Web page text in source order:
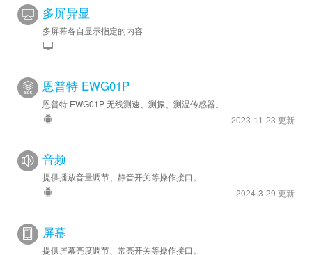
多屏异显
多屏幕各自显示指定的内容
恩普特 EWG01P
恩普特 EWG01P 无线测速、测振、测温传感器。
2023-11-23 更新
音频
提供播放音量调节、静音开关等操作接口。
2024-3-29 更新
屏幕
提供屏幕亮度调节、常亮开关等操作接口。